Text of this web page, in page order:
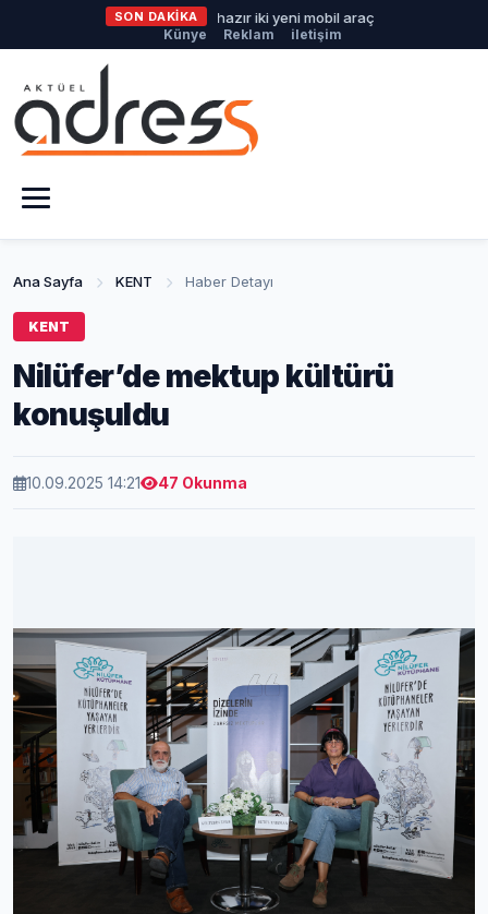
SON DAKİKA
afetlere hazır iki yeni mobil araç
Künye Reklam iletişim
Ana Sayfa KENT Haber Detayı
KENT
Nilüfer’de mektup kültürü
konuşuldu
10.09.2025 14:21 47 Okunma